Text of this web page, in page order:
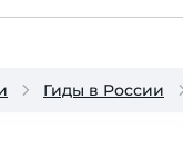
Гиды в России